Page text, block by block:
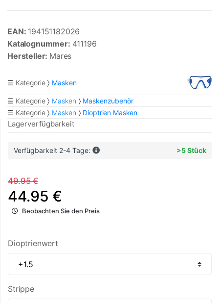
EAN: 194151182026
Katalognummer: 411196
Hersteller: Mares
☰ Kategorie Masken
☰ Kategorie Masken
Maskenzubehör
☰ Kategorie
Masken Dioptrien Masken
Lagerverfügbarkeit
Verfügbarkeit 2-4 Tage: >5 Stück
49.95 €
44.95 €
Beobachten Sie den Preis
Dioptrienwert
Strippe